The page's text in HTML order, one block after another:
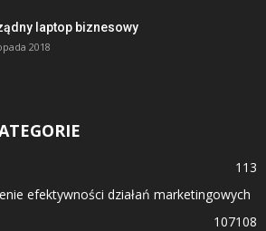
laptop biznesowy
2018
113
efektywności działań marketingowych
108
107